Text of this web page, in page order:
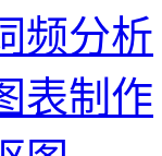
频分析
表制作